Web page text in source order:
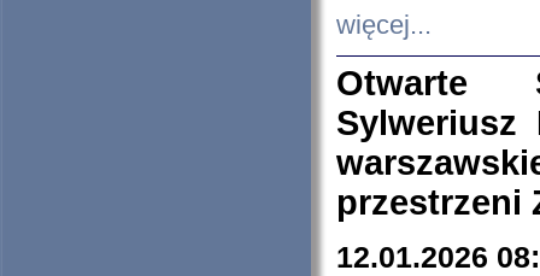
więcej...
Otwarte
Sylweriusz
przestrzeni
12.01.2026